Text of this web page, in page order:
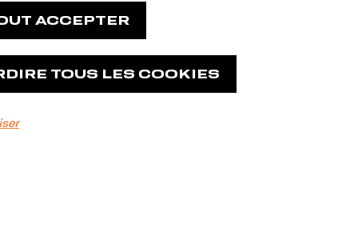
ACCEPTER
TOUS LES COOKIES